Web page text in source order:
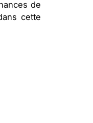
de
cette